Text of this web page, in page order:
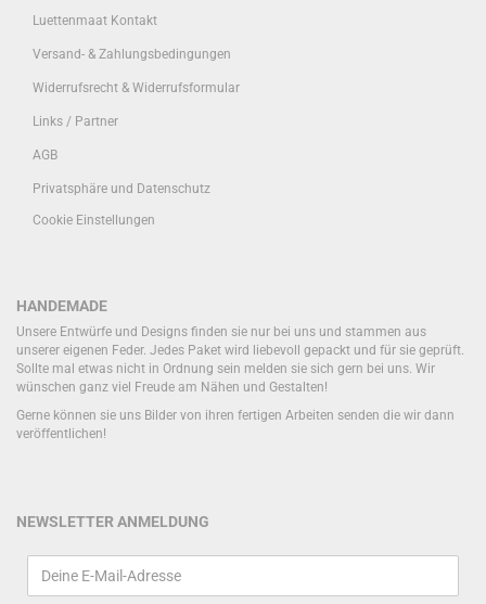
Luettenmaat Kontakt
Versand- & Zahlungsbedingungen
Widerrufsrecht & Widerrufsformular
Links / Partner
AGB
Privatsphäre und Datenschutz
Cookie Einstellungen
HANDEMADE
Unsere Entwürfe und Designs finden sie nur bei uns und stammen aus
unserer eigenen Feder. Jedes Paket wird liebevoll gepackt und für sie geprüft.
Sollte mal etwas nicht in Ordnung sein melden sie sich gern bei uns. Wir
wünschen ganz viel Freude am Nähen und Gestalten!
Gerne können sie uns Bilder von ihren fertigen Arbeiten senden die wir dann
veröffentlichen!
NEWSLETTER ANMELDUNG